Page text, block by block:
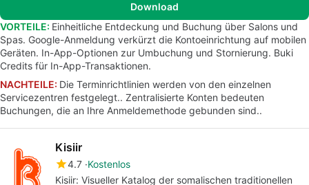
Download
VORTEILE: Einheitliche Entdeckung und Buchung über Salons und
Spas. Google-Anmeldung verkürzt die Kontoeinrichtung auf mobilen
Geräten. In-App-Optionen zur Umbuchung und Stornierung. Buki
Credits für In-App-Transaktionen.
NACHTEILE: Die Terminrichtlinien werden von den einzelnen
Servicezentren festgelegt.. Zentralisierte Konten bedeuten
Buchungen, die an Ihre Anmeldemethode gebunden sind..
Kisiir
4.7 Kostenlos
Kisiir: Visueller Katalog der somalischen traditionellen